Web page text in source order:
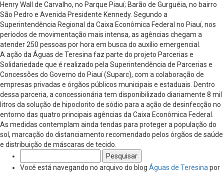
Henry Wall de Carvalho, no Parque Piauí; Barão de Gurguéia, no bairro
São Pedro e Avenida Presidente Kennedy. Segundo a
Superintendência Regional da Caixa Econômica Federal no Piauí, nos
períodos de movimentação mais intensa, as agências chegam a
atender 250 pessoas por hora em busca do auxílio emergencial.
A ação da Águas de Teresina faz parte do projeto Parcerias e
Solidariedade que é realizado pela Superintendência de Parcerias e
Concessões do Governo do Piauí (Suparc), com a colaboração de
empresas privadas e órgãos públicos municipais e estaduais. Dentro
dessa parceria, a concessionária tem disponibilizado diariamente 8 mil
litros da solução de hipoclorito de sódio para a ação de desinfecção no
entorno das quatro principais agências da Caixa Econômica Federal.
As medidas contemplam ainda tendas para proteger a população do
sol, marcação do distanciamento recomendado pelos órgãos de saúde
e distribuição de máscaras de tecido.
por:
Você está navegando no arquivo do blog Águas de Teresina por